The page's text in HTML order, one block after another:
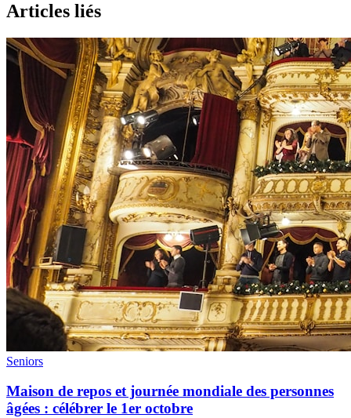
Articles liés
Seniors
Maison de repos et journée mondiale des personnes
âgées : célébrer le 1er octobre